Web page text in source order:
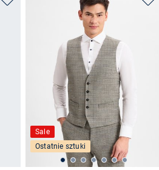
Sale
Ostatnie sztuki